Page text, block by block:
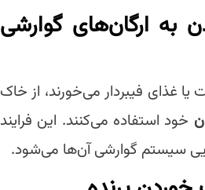
ارگان‌های گوارشی
غذای فیبردار می‌خورند، از خاک
خود استفاده می‌کنند. این فرایند
سیستم گوارشی آن‌ها می‌شود.